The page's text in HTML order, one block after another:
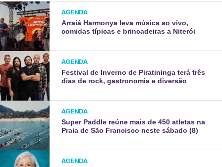
AGENDA
Arraiá Harmonya leva música ao vivo,
comidas típicas e brincadeiras a Niterói
AGENDA
Festival de Inverno de Piratininga terá três
dias de rock, gastronomia e diversão
AGENDA
Super Paddle reúne mais de 450 atletas na
Praia de São Francisco neste sábado (8)
AGENDA